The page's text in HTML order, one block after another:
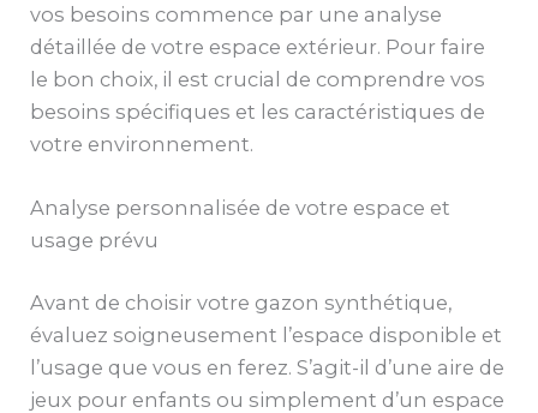
vos besoins commence par une analyse
détaillée de votre espace extérieur. Pour faire
le bon choix, il est crucial de comprendre vos
besoins spécifiques et les caractéristiques de
votre environnement.
Analyse personnalisée de votre espace et
usage prévu
Avant de choisir votre gazon synthétique,
évaluez soigneusement l’espace disponible et
l’usage que vous en ferez. S’agit-il d’une aire de
jeux pour enfants ou simplement d’un espace